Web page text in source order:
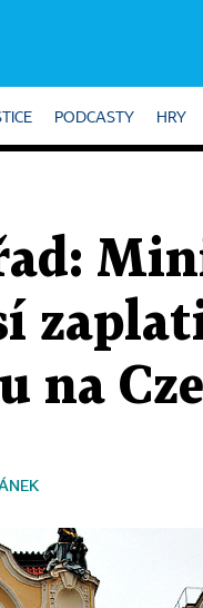
PODCASTY HRY
na